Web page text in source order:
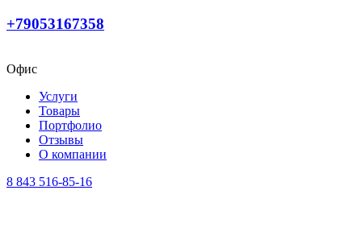
+79053167358
Офис
Услуги
Товары
Портфолио
Отзывы
О компании
8 843 516-85-16